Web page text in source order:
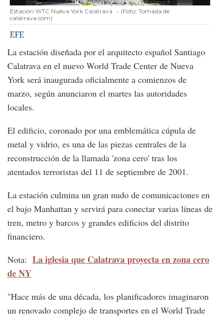
Estación WTC Nueva York Calatrava - (Foto: Tomada de
calatrava.com)
EFE
La estación diseñada por el arquitecto español Santiago
Calatrava en el nuevo World Trade Center de Nueva
York será inaugurada oficialmente a comienzos de
marzo, según anunciaron el martes las autoridades
locales.
El edificio, coronado por una emblemática cúpula de
metal y vidrio, es una de las piezas centrales de la
reconstrucción de la llamada 'zona cero' tras los
atentados terroristas del 11 de septiembre de 2001.
La estación culmina un gran nudo de comunicaciones en
el bajo Manhattan y servirá para conectar varias líneas de
tren, metro y barcos y grandes edificios del distrito
financiero.
Nota: La iglesia que Calatrava proyecta en zona cero
de NY
"Hace más de una década, los planificadores imaginaron
un renovado complejo de transportes en el World Trade